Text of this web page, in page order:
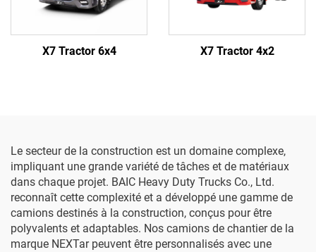
X7 Tractor 6x4 X7 Tractor 4x2
Le secteur de la construction est un domaine complexe,
impliquant une grande variété de tâches et de matériaux
dans chaque projet. BAIC Heavy Duty Trucks Co., Ltd.
reconnaît cette complexité et a développé une gamme de
camions destinés à la construction, conçus pour être
polyvalents et adaptables. Nos camions de chantier de la
marque NEXTar peuvent être personnalisés avec une